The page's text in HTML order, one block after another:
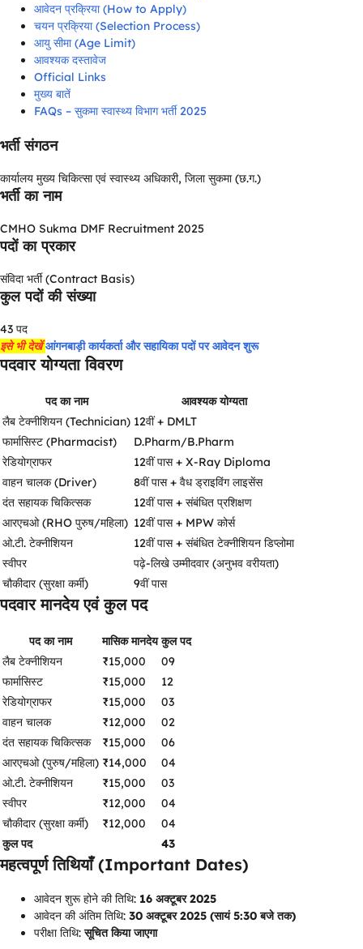
आवेदन प्रक्रिया (How to Apply)
चयन प्रक्रिया (Selection Process)
आयु सीमा (Age Limit)
आवश्यक दस्तावेज
Official Links
मुख्य बातें
FAQs – सुकमा स्वास्थ्य विभाग भर्ती 2025
भर्ती संगठन
कार्यालय मुख्य चिकित्सा एवं स्वास्थ्य अधिकारी, जिला सुकमा (छ.ग.)
भर्ती का नाम
CMHO Sukma DMF Recruitment 2025
पदों का प्रकार
संविदा भर्ती (Contract Basis)
कुल पदों की संख्या
43 पद
इसे भी देखें आंगनबाड़ी कार्यकर्ता और सहायिका पदों पर आवेदन शुरू
पदवार योग्यता विवरण
पद का नाम
आवश्यक योग्यता
लैब टेक्नीशियन (Technician) 12वीं + DMLT
फार्मासिस्ट (Pharmacist)
D.Pharm/B.Pharm
रेडियोग्राफर
12वीं पास + X-Ray Diploma
वाहन चालक (Driver)
8वीं पास + वैध ड्राइविंग लाइसेंस
दंत सहायक चिकित्सक
12वीं पास + संबंधित प्रशिक्षण
आरएचओ (RHO पुरुष/महिला) 12वीं पास + MPW कोर्स
ओ.टी. टेक्नीशियन
12वीं पास + संबंधित टेक्नीशियन डिप्लोमा
स्वीपर
पढ़े-लिखे उम्मीदवार (अनुभव वरीयता)
चौकीदार (सुरक्षा कर्मी)
9वीं पास
पदवार मानदेय एवं कुल पद
पद का नाम मासिक मानदेय कुल पद
लैब टेक्नीशियन
₹15,000
09
फार्मासिस्ट
₹15,000
12
रेडियोग्राफर
₹15,000
03
वाहन चालक
₹12,000
02
दंत सहायक चिकित्सक
₹15,000
06
आरएचओ (पुरुष/महिला) ₹14,000
04
ओ.टी. टेक्नीशियन
₹15,000
03
स्वीपर
₹12,000
04
चौकीदार (सुरक्षा कर्मी)
₹12,000
04
कुल पद
43
महत्वपूर्ण तिथियाँ (Important Dates)
आवेदन शुरू होने की तिथि: 16 अक्टूबर 2025
आवेदन की अंतिम तिथि: 30 अक्टूबर 2025 (सायं 5:30 बजे तक)
परीक्षा तिथि:सूचित किया जाएगा